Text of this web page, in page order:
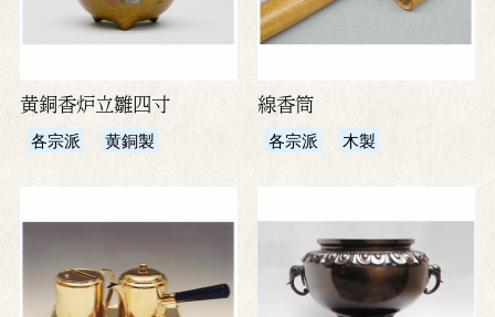
黄銅香炉立雛四寸
各宗派 黄銅製
線香筒
各宗派 木製